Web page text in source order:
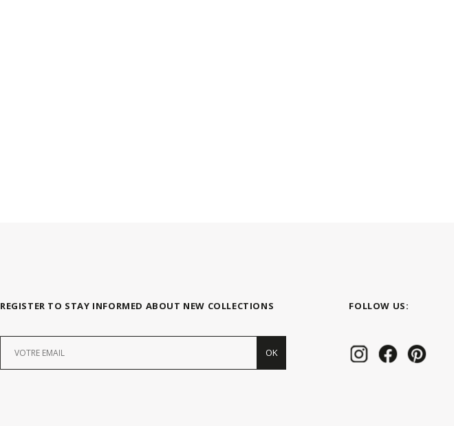
REGISTER TO STAY INFORMED ABOUT NEW COLLECTIONS
OK
FOLLOW US: